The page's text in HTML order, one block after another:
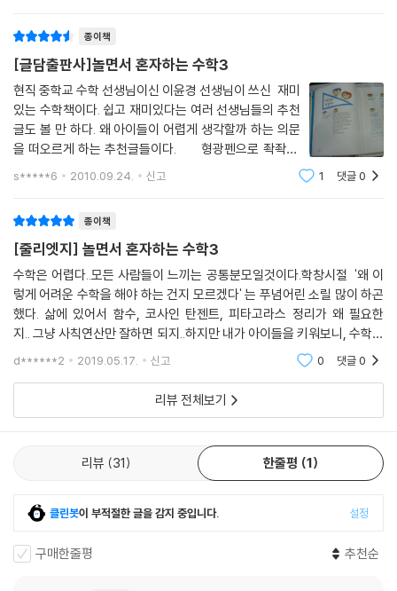
종이책
[글담출판사]놀면서 혼자하는 수학3
현직 중학교 수학 선생님이신 이윤경 선생님이 쓰신 재미
있는 수학책이다. 쉽고 재미있다는 여러 선생님들의 추천
글도 볼 만 하다. 왜 아이들이 어렵게 생각할까 하는 의문
을 떠오르게 하는 추천글들이다. 형광펜으로 좍좍^^
그어서 선생님이 이책을 쓰신 의도를 한눈에 확 들어오게
s*****6 2010.09.24. 신고 1 댓글0
종이책
[줄리엣지] 놀면서 혼자하는 수학3
수학은 어렵다..모든 사람들이 느끼는 공통분모일것이다.학창시절 '왜 이
렇게 어려운 수학을 해야 하는 건지 모르겠다' 는 푸념어린 소릴 많이 하곤
했다. 삶에 있어서 함수, 코사인 탄젠트, 피타고라스 정리가 왜 필요한
지.. 그냥 사칙연산만 잘하면 되지..하지만 내가 아이들을 키워보니, 수학은
개념과 원리를 이해한 뒤 그것을 응용한 문제들을 푸는 과정을 통해 생활
d******2 2019.05.17. 신고 0 댓글0
리뷰 전체보기
리뷰 31 한줄평 1
클린봇이 부적절한 글을 감지 중입니다. 설정
구매한줄평 추천순